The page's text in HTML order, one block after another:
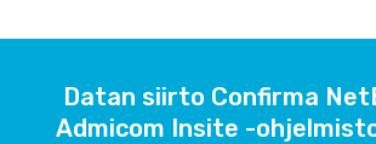
Datan siirto Confirma
Admicom Insite -